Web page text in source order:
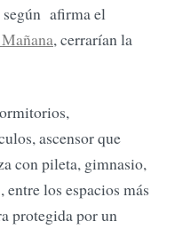
según afirma el
, cerrarían la
ascensor que
con pileta, gimnasio,
los espacios más
protegida por un